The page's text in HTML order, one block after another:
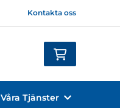
Kontakta oss
Våra Tjänster